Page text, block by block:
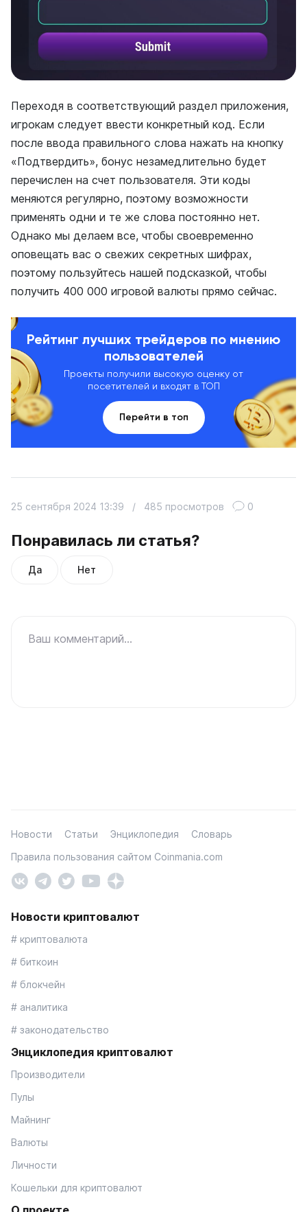
Переходя в соответствующий раздел приложения,
игрокам следует ввести конкретный код. Если
после ввода правильного слова нажать на кнопку
«Подтвердить», бонус незамедлительно будет
перечислен на счет пользователя. Эти коды
меняются регулярно, поэтому возможности
применять одни и те же слова постоянно нет.
Однако мы делаем все, чтобы своевременно
оповещать вас о свежих секретных шифрах,
поэтому пользуйтесь нашей подсказкой, чтобы
получить 400 000 игровой валюты прямо сейчас.
Рейтинг лучших трейдеров по мнению
пользователей
Проекты получили высокую оценку от
посетителей и входят в ТОП
Перейти в топ
Понравилась ли статья?
Да Нет
25 сентября 2024 13:39 / 485 просмотров 0
Ваш комментарий...
Новости Статьи Энциклопедия
Словарь
Правила пользования сайтом Coinmania.com
Новости криптовалют
# криптовалюта
# биткоин
# блокчейн
# аналитика
# законодательство
Энциклопедия криптовалют
Производители
Пулы
Майнинг
Валюты
Личности
Кошельки для криптовалют